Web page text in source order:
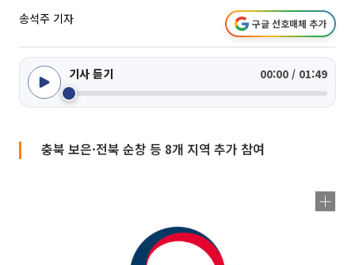
송석주 기자 구글 선호매체 추가
기사 듣기 00:00 / 01:49
충북 보은·전북 순창 등 8개 지역 추가 참여